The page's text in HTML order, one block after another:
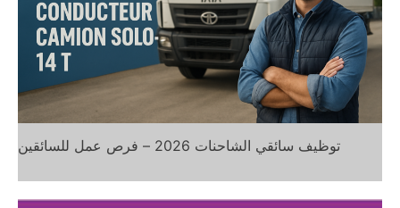
توظيف سائقي الشاحنات 2026 – فرص عمل للسائقين